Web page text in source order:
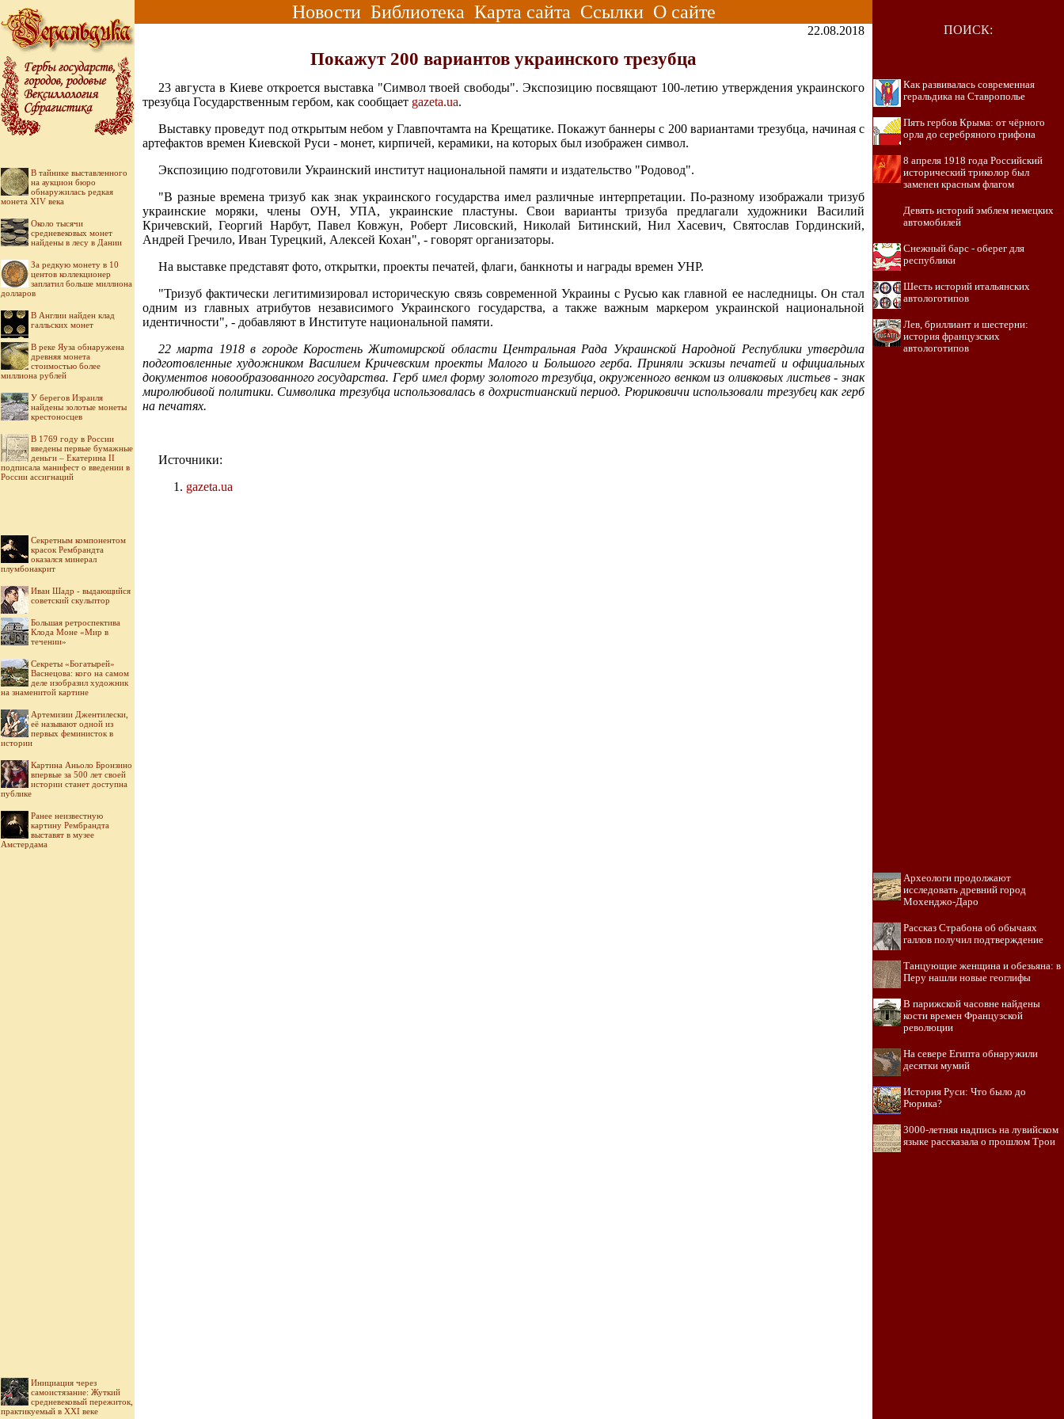
Новости Библиотека Карта сайта Ссылки О сайте
В тайнике выставленного
на аукцион бюро
обнаружилась редкая
монета XIV века
Около тысячи
средневековых монет
найдены в лесу в Дании
За редкую монету в 10
центов коллекционер
заплатил больше миллиона
долларов
В Англии найден клад
галльских монет
В реке Яуза обнаружена
древняя монета
стоимостью более
миллиона рублей
У берегов Израиля
найдены золотые монеты
крестоносцев
В 1769 году в России
введены первые бумажные
деньги – Екатерина II
подписала манифест о введении в
России ассигнаций
Секретным компонентом
красок Рембрандта
оказался минерал
плумбонакрит
Иван Шадр - выдающийся
советский скульптор
Большая ретроспектива
Клода Моне «Мир в
течении»
Секреты «Богатырей»
Васнецова: кого на самом
деле изобразил художник
на знаменитой картине
Артемизии Джентилески,
её называют одной из
первых феминисток в
истории
Картина Аньоло Бронзино
впервые за 500 лет своей
истории станет доступна
публике
Ранее неизвестную
картину Рембрандта
выставят в музее
Амстердама
Инициация через
самоистязание: Жуткий
средневековый пережиток,
практикуемый в XXI веке
22.08.2018
Покажут 200 вариантов украинского трезубца
23 августа в Киеве откроется выставка "Символ твоей свободы". Экспозицию посвящают 100-летию утверждения украинского
трезубца Государственным гербом, как сообщает gazeta.ua.
Выставку проведут под открытым небом у Главпочтамта на Крещатике. Покажут баннеры с 200 вариантами трезубца, начиная с
артефактов времен Киевской Руси - монет, кирпичей, керамики, на которых был изображен символ.
Экспозицию подготовили Украинский институт национальной памяти и издательство "Родовод".
"В разные времена тризуб как знак украинского государства имел различные интерпретации. По-разному изображали тризуб
украинские моряки, члены ОУН, УПА, украинские пластуны. Свои варианты тризуба предлагали художники Василий
Кричевский, Георгий Нарбут, Павел Ковжун, Роберт Лисовский, Николай Битинский, Нил Хасевич, Святослав Гординский,
Андрей Гречило, Иван Турецкий, Алексей Кохан", - говорят организаторы.
На выставке представят фото, открытки, проекты печатей, флаги, банкноты и награды времен УНР.
"Тризуб фактически легитимизировал историческую связь современной Украины с Русью как главной ее наследницы. Он стал
одним из главных атрибутов независимого Украинского государства, а также важным маркером украинской национальной
идентичности", - добавляют в Институте национальной памяти.
22 марта 1918 в городе Коростень Житомирской области Центральная Рада Украинской Народной Республики утвердила
подготовленные художником Василием Кричевским проекты Малого и Большого герба. Приняли эскизы печатей и официальных
документов новообразованного государства. Герб имел форму золотого трезубца, окруженного венком из оливковых листьев - знак
миролюбивой политики. Символика трезубца использовалась в дохристианский период. Рюриковичи использовали трезубец как герб
на печатях.
Источники:
gazeta.ua
ПОИСК:
Как развивалась современная
геральдика на Ставрополье
Пять гербов Крыма: от чёрного
орла до серебряного грифона
8 апреля 1918 года Российский
исторический триколор был
заменен красным флагом
Девять историй эмблем немецких
автомобилей
Снежный барс - оберег для
республики
Шесть историй итальянских
автологотипов
Лев, бриллиант и шестерни:
история французских
автологотипов
Археологи продолжают
исследовать древний город
Мохенджо-Даро
Рассказ Страбона об обычаях
галлов получил подтверждение
Танцующие женщина и обезьяна: в
Перу нашли новые геоглифы
В парижской часовне найдены
кости времен Французской
революции
На севере Египта обнаружили
десятки мумий
История Руси: Что было до
Рюрика?
3000-летняя надпись на лувийском
языке рассказала о прошлом Трои